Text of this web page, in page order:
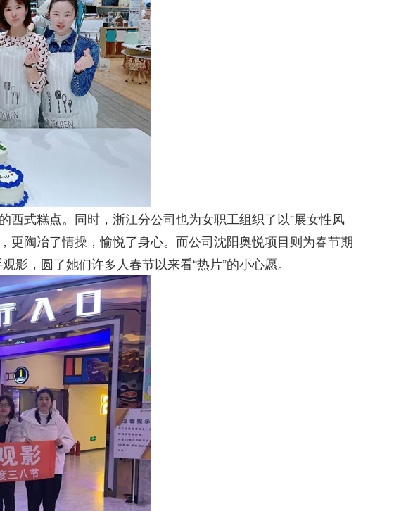
式糕点。同时，浙江分公司也为女职工组织了以“展女性风
更陶冶了情操，愉悦了身心。而公司沈阳奥悦项目则为春节期
，圆了她们许多人春节以来看“热片”的小心愿。